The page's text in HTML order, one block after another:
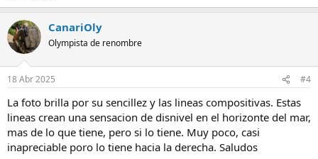
CanariOly
Olympista de renombre
18 Abr 2025 #4
La foto brilla por su sencillez y las lineas compositivas. Estas
lineas crean una sensacion de disnivel en el horizonte del mar,
mas de lo que tiene, pero si lo tiene. Muy poco, casi
inapreciable poro lo tiene hacia la derecha. Saludos